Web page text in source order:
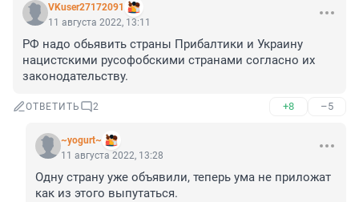
VKuser27172091
11 августа 2022, 13:11
РФ надо обьявить страны Прибалтики и Украину
нацистскими русофобскими странами согласно их
законодательству.
ОТВЕТИТЬ 2 +8 –5
~yogurt~
11 августа 2022, 13:28
Одну страну уже объявили, теперь ума не приложат
как из этого выпутаться.